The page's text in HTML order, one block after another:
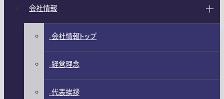
会社情報
会社情報トップ
経営理念
代表挨拶